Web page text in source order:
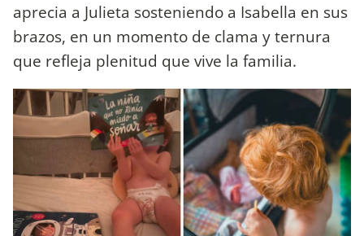
aprecia a Julieta sosteniendo a Isabella en sus
brazos, en un momento de clama y ternura
que refleja plenitud que vive la familia.